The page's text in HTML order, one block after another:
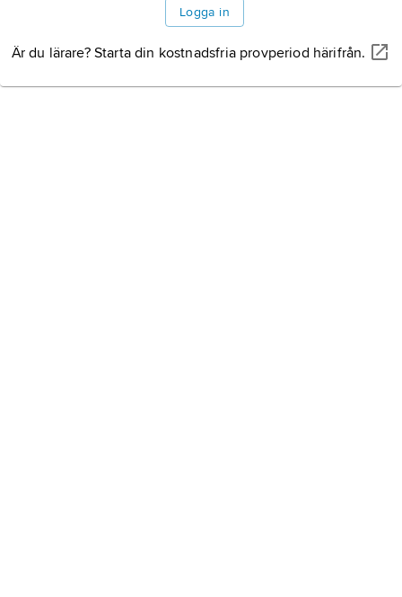
Information om artikeln
Logga in
Är du lärare? Starta din kostnadsfria provperiod härifrån.